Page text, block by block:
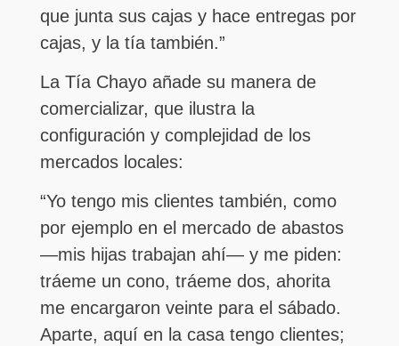
que junta sus cajas y hace entregas por
cajas, y la tía también.”
La Tía Chayo añade su manera de
comercializar, que ilustra la
configuración y complejidad de los
mercados locales:
“Yo tengo mis clientes también, como
por ejemplo en el mercado de abastos
—mis hijas trabajan ahí— y me piden:
tráeme un cono, tráeme dos, ahorita
me encargaron veinte para el sábado.
Aparte, aquí en la casa tengo clientes;